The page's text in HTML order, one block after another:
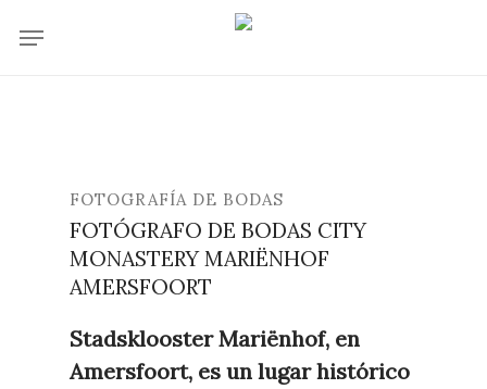
Menu
FOTOGRAFÍA DE BODAS
FOTÓGRAFO DE BODAS CITY
MONASTERY MARIËNHOF
AMERSFOORT
Stadsklooster Mariënhof, en
Amersfoort, es un lugar histórico